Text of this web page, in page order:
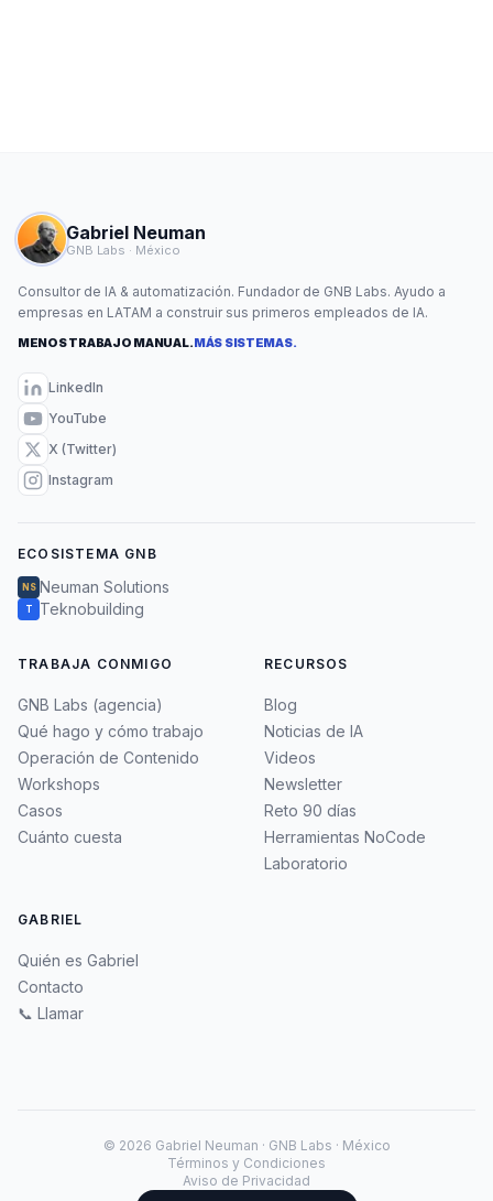
Gabriel Neuman
GNB Labs · México
Consultor de IA & automatización. Fundador de GNB Labs. Ayudo a
empresas en LATAM a construir sus primeros empleados de IA.
MENOS TRABAJO MANUAL.MÁS SISTEMAS.
LinkedIn
YouTube
X (Twitter)
Instagram
ECOSISTEMA GNB
NS Neuman Solutions
T Teknobuilding
TRABAJA CONMIGO
GNB Labs (agencia)
Qué hago y cómo trabajo
Operación de Contenido
Workshops
Casos
Cuánto cuesta
RECURSOS
Blog
Noticias de IA
Videos
Newsletter
Reto 90 días
Herramientas NoCode
Laboratorio
GABRIEL
Quién es Gabriel
Contacto
📞 Llamar
© 2026 Gabriel Neuman · GNB Labs · México
Términos y Condiciones
Aviso de Privacidad